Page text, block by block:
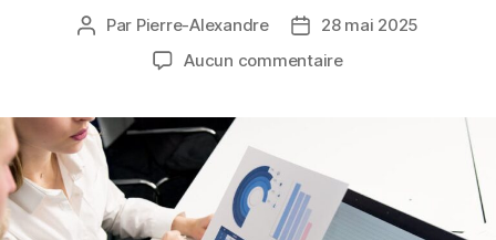
Auteur
Par Pierre-Alexandre
Date28 mai 2025
Aucun commentairesur
marketing
digital